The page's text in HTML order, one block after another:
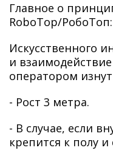
Главное о
RoboTop/РобоТоп:
Искусственного
и
оператором
- Рост 3 метра.
- В случае, если
крепится к полу и